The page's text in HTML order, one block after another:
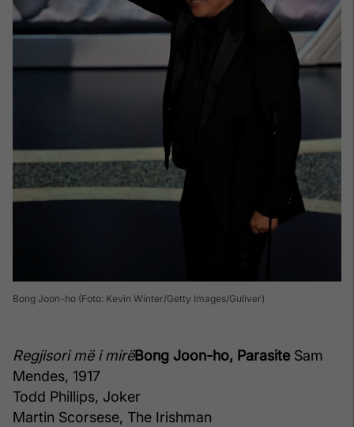
Bong Joon-ho (Foto: Kevin Winter/Getty Images/Guliver)
Regjisori më i mirëBong Joon-ho, Parasite Sam
Mendes, 1917
Todd Phillips, Joker
Martin Scorsese, The Irishman